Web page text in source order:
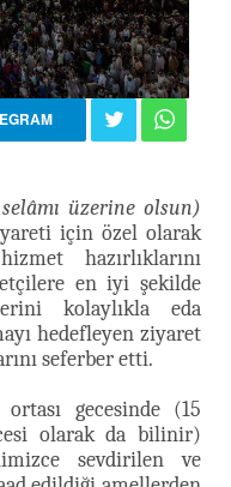
üzerine olsun)
için özel olarak
hazırlıklarını
en iyi şekilde
kolaylıkla eda
hedefleyen ziyaret
seferber etti.
gecesinde (15
olarak da bilinir)
sevdirilen ve